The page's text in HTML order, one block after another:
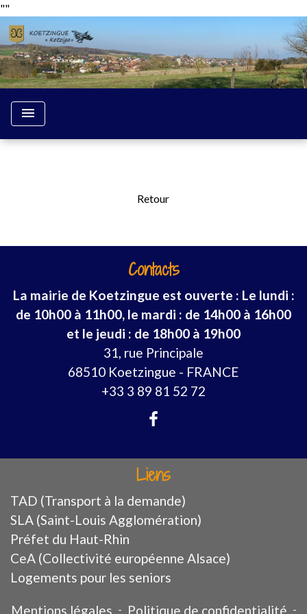
""
menu
Retour
Contacts
La mairie de Koetzingue est ouverte : Le lundi :
de 10h00 à 11h00, le mardi : de 14h00 à 16h00
et le jeudi : de 18h00 à 19h00
31, rue Principale
68510 Koetzingue - FRANCE
+33 3 89 81 52 72
Liens
TAD (Transport à la demande)
SLA (Saint-Louis Agglomération)
Préfet du Haut-Rhin
CeA (Collectivité européenne Alsace)
Logements pour les seniors
Mentions légales - Politique de confidentialité -